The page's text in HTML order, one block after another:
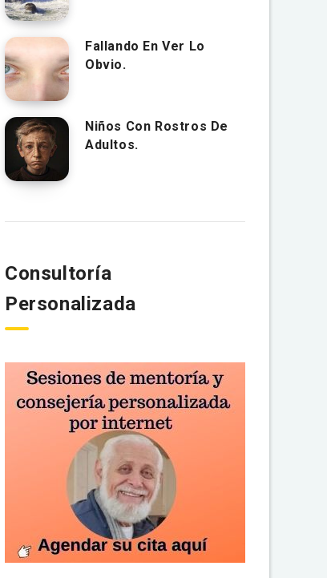
Fallando En Ver Lo
Obvio.
Niños Con Rostros De
Adultos.
Consultoría
Personalizada